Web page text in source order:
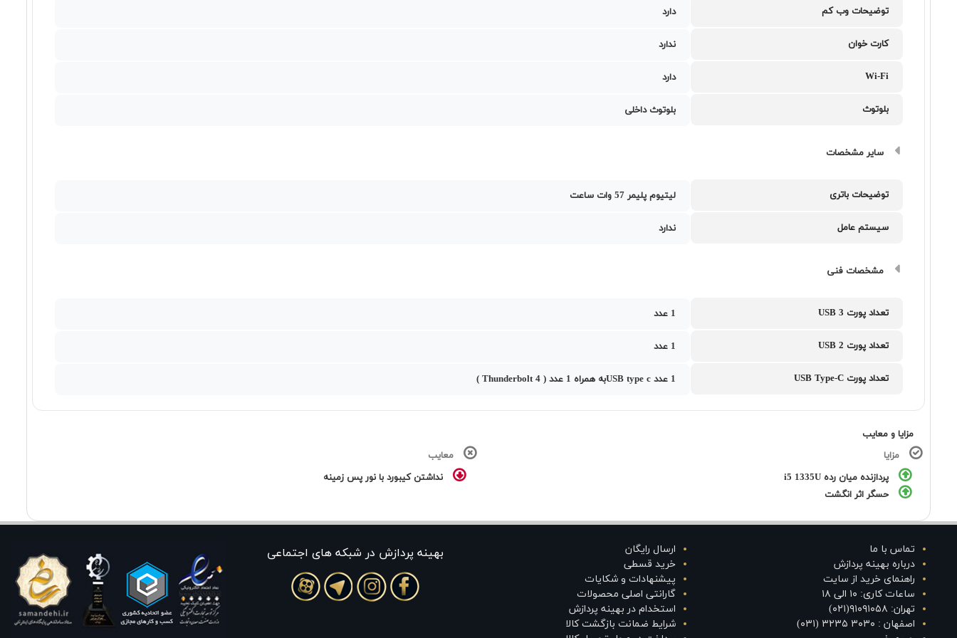
توضیحات وب کم دارد
کارت خوان ندارد
Wi-Fi دارد
بلوتوث بلوتوث داخلی
سایر مشخصات
توضیحات باتری لیتیوم پلیمر 57 وات ساعت
سیستم عامل ندارد
مشخصات فنی
تعداد پورت USB 3 1 عدد
تعداد پورت USB 2 1 عدد
تعداد پورت USB Type-C 1 عدد USB type cبه همراه 1 عدد ( Thunderbolt 4 )
مزایا و معایب
مزایا
پردازنده میان رده i5 1335U
حسگر اثر انگشت
معایب
نداشتن کیبورد با نور پس زمینه
تماس با ما
درباره بهینه پردازش
راهنمای خرید از سایت
ساعات کاری: ۱۰ الی ۱۸
تهران: ۹۱۰۹۱۰۵۸(۰۲۱)
اصفهان : ۳۰۳۰ ۳۲۳۵ (۰۳۱)
ارسال رایگان
خرید قسطی
پیشنهادات و شکایات
گارانتی اصلی محصولات
استخدام در بهینه پردازش
شرایط ضمانت بازگشت کالا
بهينه پردازش در شبکه های اجتماعی